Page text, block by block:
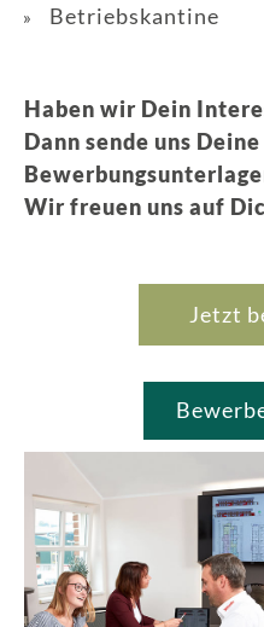
Betriebskantine
Haben wir Dein
Dann sende uns Deine
Wir freuen uns auf
Jetzt